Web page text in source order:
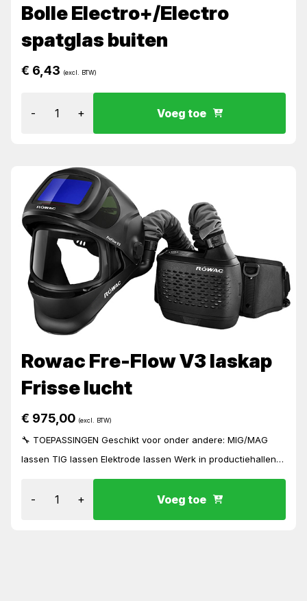
Bolle Electro+/Electro
spatglas buiten
€ 6,43 (excl. BTW)
- + Voeg toe
Rowac Fre-Flow V3 laskap
Frisse lucht
€ 975,00 (excl. BTW)
🔧 TOEPASSINGEN Geschikt voor onder andere: MIG/MAG
lassen TIG lassen Elektrode lassen Werk in productiehallen
Constructie- en montagewerk Omgevingen met verhoogde
lasr...
- + Voeg toe